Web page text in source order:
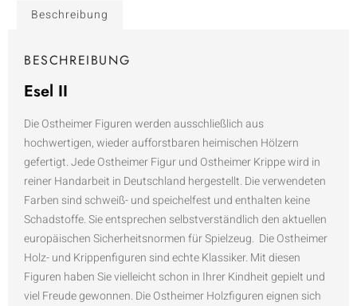
Beschreibung
BESCHREIBUNG
Esel II
Die Ostheimer Figuren werden ausschließlich aus
hochwertigen, wieder aufforstbaren heimischen Hölzern
gefertigt. Jede Ostheimer Figur und Ostheimer Krippe wird in
reiner Handarbeit in Deutschland hergestellt. Die verwendeten
Farben sind schweiß- und speichelfest und enthalten keine
Schadstoffe. Sie entsprechen selbstverständlich den aktuellen
europäischen Sicherheitsnormen für Spielzeug. Die Ostheimer
Holz- und Krippenfiguren sind echte Klassiker. Mit diesen
Figuren haben Sie vielleicht schon in Ihrer Kindheit gepielt und
viel Freude gewonnen. Die Ostheimer Holzfiguren eignen sich